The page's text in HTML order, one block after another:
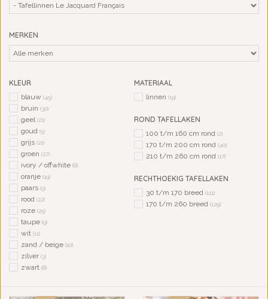
MERKEN
KLEUR
blauw (45)
bruin (30)
geel(21)
goud (5)
grijs (21)
groen (27)
ivory / offwhite (8)
oranje (19)
paars (5)
rood (22)
roze (25)
taupe (9)
wit (11)
zand / beige (10)
zilver(3)
zwart (8)
MATERIAAL
linnen (19)
ROND TAFELLAKEN
100 t/m 160 cm rond (2)
170 t/m 200 cm rond (40)
210 t/m 260 cm rond (17)
RECHTHOEKIG TAFELLAKEN
30 t/m 170 breed (111)
170 t/m 260 breed (129)